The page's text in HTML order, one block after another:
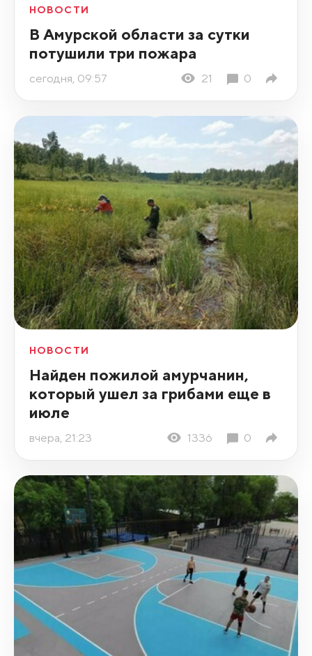
НОВОСТИ
В Амурской области за сутки
потушили три пожара
сегодня, 09:57 21 0
НОВОСТИ
Найден пожилой амурчанин,
который ушел за грибами еще в
июле
вчера, 21:23 1336 0